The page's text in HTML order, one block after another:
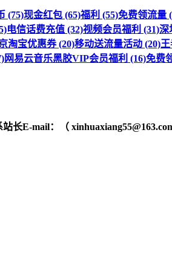
(75)现金红包 (65)福利 (55)免费领流量
电信话费充值 (32)视频会员福利 (31)深
淘宝优惠券 (20)移动送流量活动 (20)
网易云音乐黑胶VIP会员福利 (16)免费
站长E-mail：（